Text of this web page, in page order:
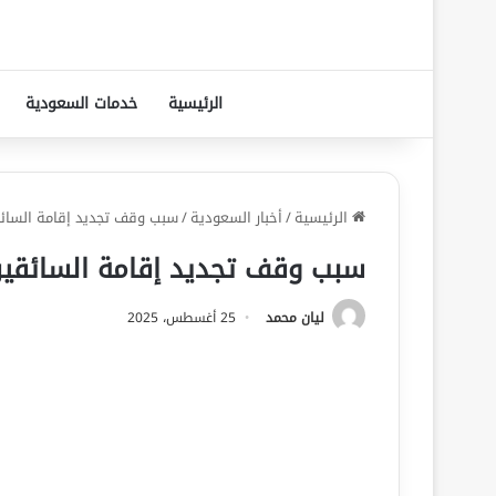
الرئيسية خدمات السعودية
الرئيسية/أخبار السعودية/سبب وقف تجديد إقامة
سبب وقف تجديد إقامة
ليان محمد 25 أغسطس، 2025